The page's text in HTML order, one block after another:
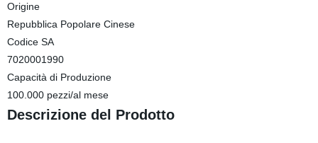
Origine
Repubblica Popolare Cinese
Codice SA
7020001990
Capacità di Produzione
100.000 pezzi/al mese
Descrizione del Prodotto